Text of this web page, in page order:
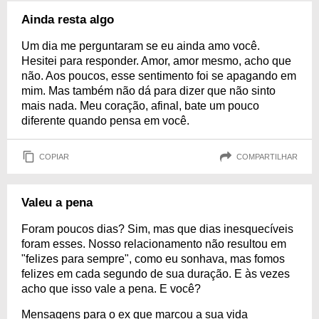
Ainda resta algo
Um dia me perguntaram se eu ainda amo você.
Hesitei para responder. Amor, amor mesmo, acho que
não. Aos poucos, esse sentimento foi se apagando em
mim. Mas também não dá para dizer que não sinto
mais nada. Meu coração, afinal, bate um pouco
diferente quando pensa em você.
COPIAR COMPARTILHAR
Valeu a pena
Foram poucos dias? Sim, mas que dias inesquecíveis
foram esses. Nosso relacionamento não resultou em
"felizes para sempre", como eu sonhava, mas fomos
felizes em cada segundo de sua duração. E às vezes
acho que isso vale a pena. E você?
Mensagens para o ex que marcou a sua vida